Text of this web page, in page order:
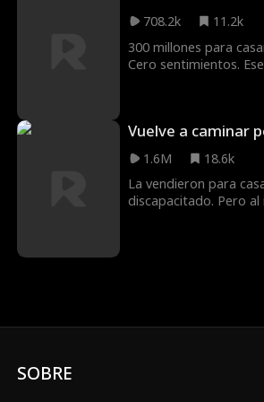
múltiples peligros y
a Silas, Wyatt
de Silas y Graham.
santo. Con ingenio y
un excelente
708.2k
11.2k
300 millones para
Cero sentimientos.
Vuelve a caminar
1.6M
18.6k
La vendieron para
discapacitado. Pero
SOBRE